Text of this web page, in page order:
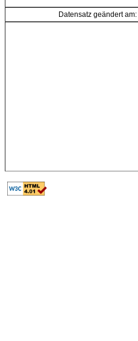
Datensatz geändert am: